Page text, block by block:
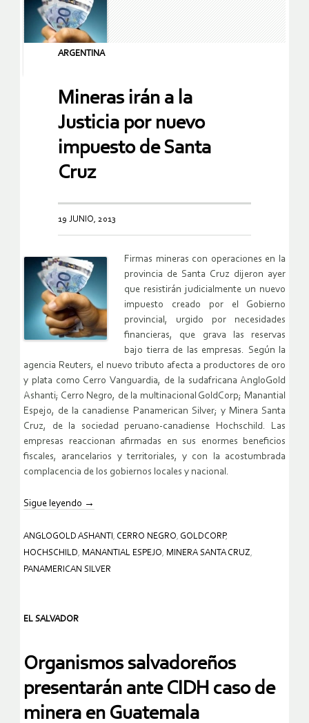
ARGENTINA
Mineras irán a la
Justicia por nuevo
impuesto de Santa
Cruz
19 JUNIO, 2013
Firmas mineras con operaciones en la
provincia de Santa Cruz dijeron ayer
que resistirán judicialmente un nuevo
impuesto creado por el Gobierno
provincial, urgido por necesidades
financieras, que grava las reservas
bajo tierra de las empresas. Según la
agencia Reuters, el nuevo tributo afecta a productores de oro
y plata como Cerro Vanguardia, de la sudafricana AngloGold
Ashanti; Cerro Negro, de la multinacional GoldCorp; Manantial
Espejo, de la canadiense Panamerican Silver; y Minera Santa
Cruz, de la sociedad peruano-canadiense Hochschild. Las
empresas reaccionan afirmadas en sus enormes beneficios
fiscales, arancelarios y territoriales, y con la acostumbrada
complacencia de los gobiernos locales y nacional.
Sigue leyendo →
ANGLOGOLD ASHANTI , CERRO NEGRO, GOLDCORP,
HOCHSCHILD, MANANTIAL ESPEJO, MINERA SANTA CRUZ,
PANAMERICAN SILVER
EL SALVADOR
Organismos salvadoreños
presentarán ante CIDH caso de
minera en Guatemala